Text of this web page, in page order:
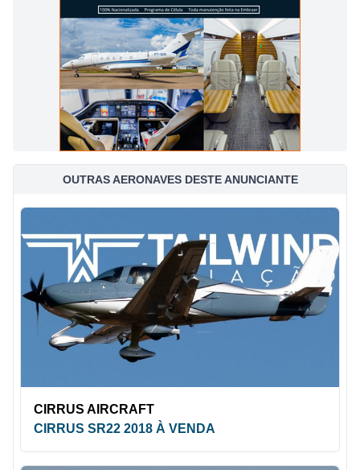
OUTRAS AERONAVES DESTE ANUNCIANTE
CIRRUS AIRCRAFT
CIRRUS SR22 2018 À VENDA